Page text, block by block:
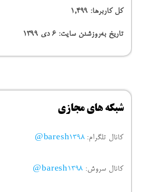
کل کاربرها: 1,499
تاریخ به‌روزشدن سایت:۶ دی ۱۳۹۹
شبکه های مجازی
کانال تلگرام: baresh1398@
کانال سروش: baresh1398@